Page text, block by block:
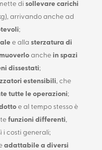
disollevare carichi
arrivando anche ad
;
e alla sterzatura di
anchein spazi
dissestati;
estensibili, che
tutte le operazioni;
e al tempo stesso è
funzioni differenti,
i costi generali;
adattabile a diversi